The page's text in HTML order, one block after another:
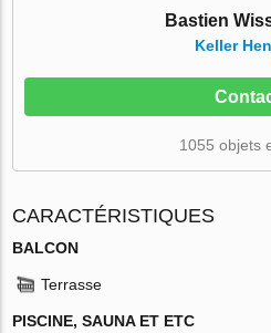
Bastien
Keller
1055 objets
CARACTÉRISTIQUES
BALCON
Terrasse
PISCINE, SAUNA ET ETC